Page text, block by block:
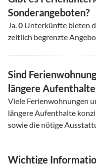
Sonderangeboten?
Ja.0 Unterkünfte bieten
zeitlich begrenzte
Sind
längere
Viele Ferienwohnungen
längere Aufenthalte
sowie die nötige
Wichtige